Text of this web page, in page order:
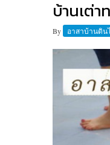
บ้านเต่า
By อาสาบ้านดิน